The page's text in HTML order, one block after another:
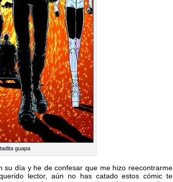
guapa
su día y he de confesar que me hizo reecontrarme
lector, aún no has catado estos cómic te